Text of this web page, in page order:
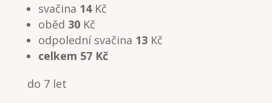
svačina 14 Kč
oběd 30Kč
odpolední svačina 13Kč
celkem 57 Kč
do 7 let